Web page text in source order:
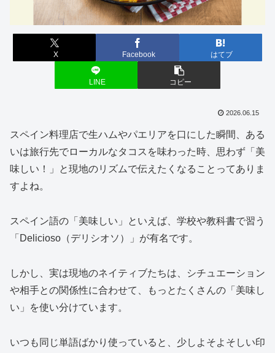
X Facebook はてブ
LINE コピー
2026.06.15
スペイン料理店で生ハムやパエリアを口にした瞬間、ある
いは旅行先でローカルなタコスを味わった時、思わず「美
味しい！」と現地のリズムで伝えたくなることってありま
すよね。
スペイン語の「美味しい」といえば、学校や教科書で習う
「Delicioso（デリシオソ）」が有名です。
しかし、実は現地のネイティブたちは、シチュエーション
や相手との関係性に合わせて、もっとたくさんの「美味し
い」を使い分けています。
いつも同じ単語ばかり使っていると、少しよそよそしい印